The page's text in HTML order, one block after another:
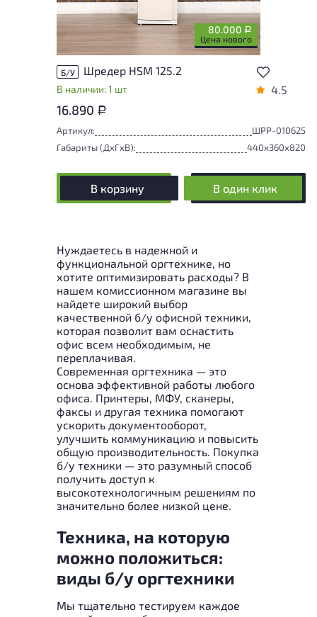
80.000 Р
Цена нового
Б/У Шредер HSM 125.2
В наличии: 1 шт 4.5
16.890 Р
Артикул:
ШРР-010625
Габариты (ДxГxВ):
440x360x820
В корзину В один клик
Нуждаетесь в надежной и
функциональной оргтехнике, но
хотите оптимизировать расходы? В
нашем комиссионном магазине вы
найдете широкий выбор
качественной б/у офисной техники,
которая позволит вам оснастить
офис всем необходимым, не
переплачивая.
Современная оргтехника — это
основа эффективной работы любого
офиса. Принтеры, МФУ, сканеры,
факсы и другая техника помогают
ускорить документооборот,
улучшить коммуникацию и повысить
общую производительность. Покупка
б/у техники — это разумный способ
получить доступ к
высокотехнологичным решениям по
значительно более низкой цене.
Техника, на которую
можно положиться:
виды б/у оргтехники
Мы тщательно тестируем каждое